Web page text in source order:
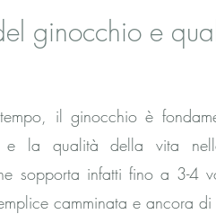
ginocchio e
il ginocchio è
e la qualità della vita
sopporta infatti fino a 3-4
camminata e ancora